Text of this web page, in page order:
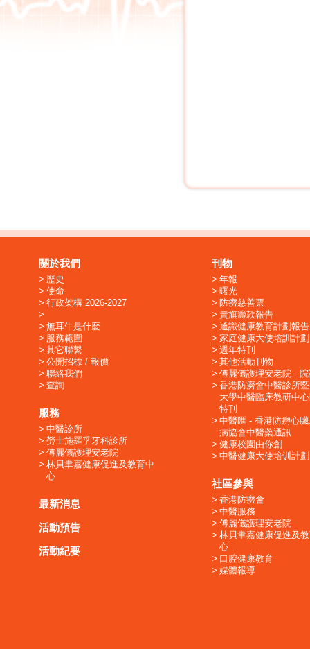
關於我們
歷史
使命
行政架構 2026-2027
無耳牛是什麼
服務範圍
其它聯繫
公開招標 / 報價
聯絡我們
查詢
服務
中醫診所
勞士施羅孚牙科診所
傅麗儀護理安老院
林貝聿嘉健康促進及教育中
心
最新消息
活動預告
活動紀要
刊物
年報
曙光
防癆慈善票
賣旗籌款報告
通識健康教育計劃報告
家庭健康大使培訓計劃
週年特刊
其他活動刊物
傅麗儀護理安老院 -
香港防癆會中醫診所
大學中醫臨床教研中
特刊
中醫匯 - 香港防癆心
病協會中醫藥通訊
健康校園由你創
中醫健康大使培训計劃
社區參與
香港防癆會
中醫服務
傅麗儀護理安老院
林貝聿嘉健康促進及
心
口腔健康教育
媒體報導